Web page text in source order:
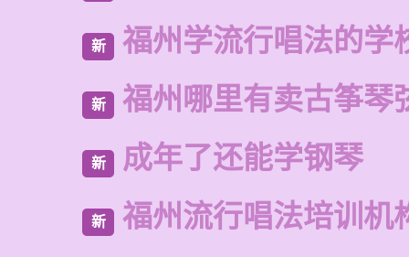
新 福州学流行唱法的学
新 福州哪里有卖古筝琴
新 成年了还能学钢琴
新 福州流行唱法培训机